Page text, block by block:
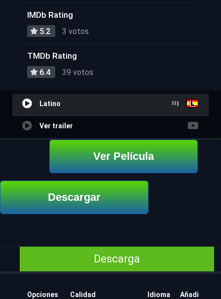
IMDb Rating
5.2 3 votos
TMDb Rating
6.4 39 votos
Latino
Ver trailer
Ver Película
Descargar
Descarga
Opciones Calidad Idioma Añadido